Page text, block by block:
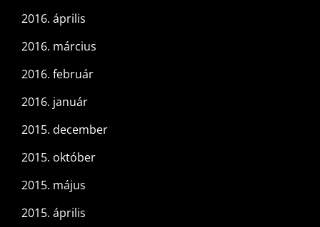
2016. április
2016. március
2016. február
2016. január
2015. december
2015. október
2015. május
2015. április